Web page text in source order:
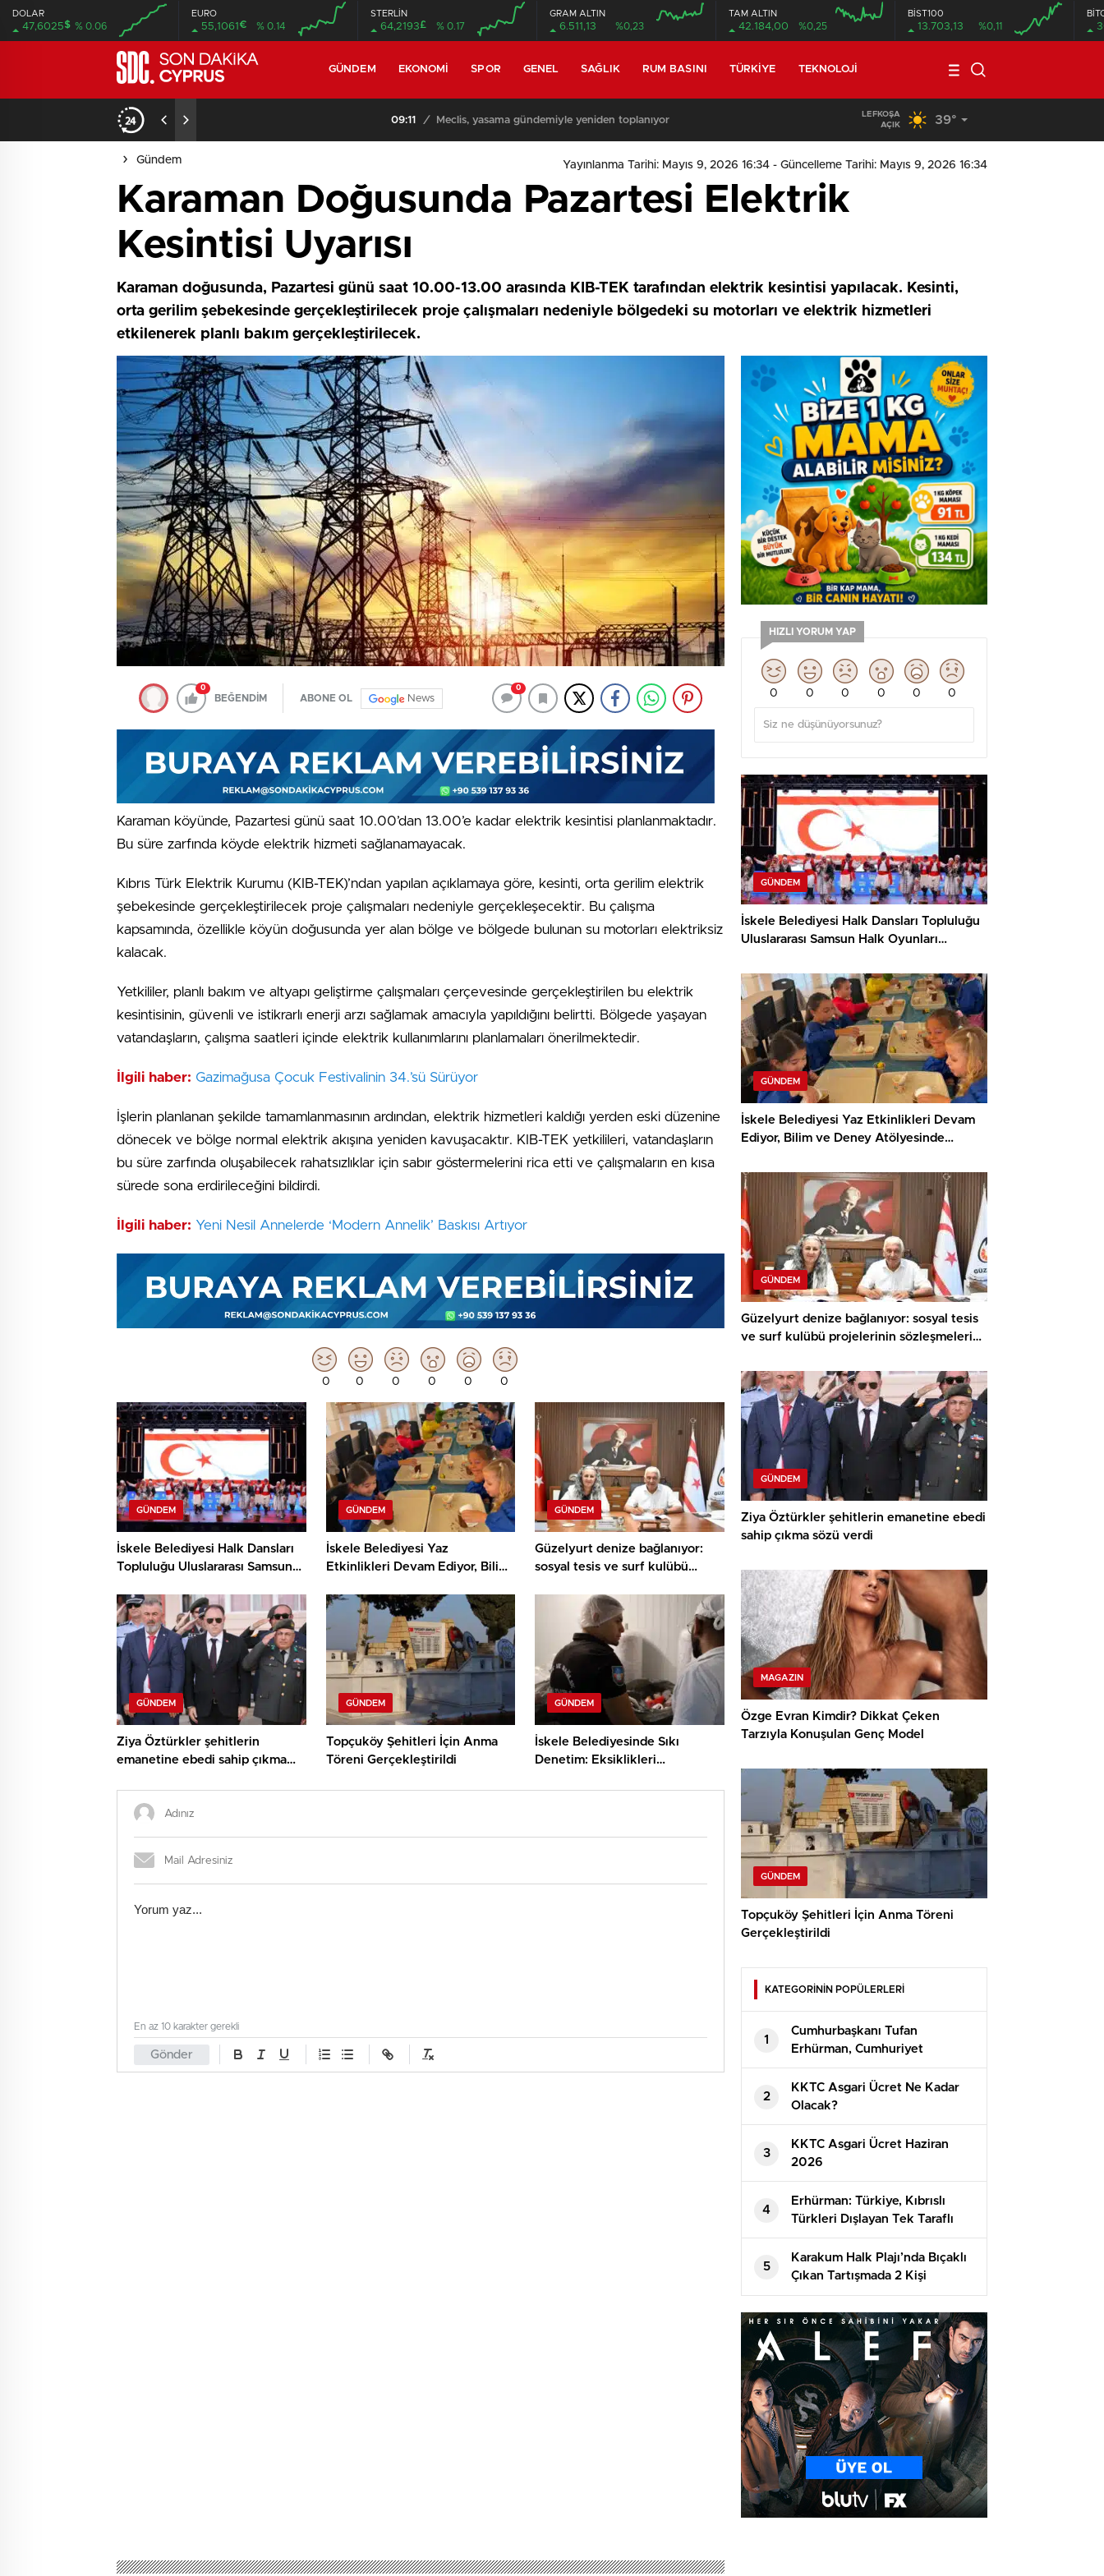
DOLAR
47,6025$ % 0.06
EURO
55,1061€ % 0.14
STERLİN
64,2193£ % 0.17
GRAM ALTIN
6.511,13 %0,23
TAM ALTIN
42.184,00 %0,25
BİST100
13.703,13 %0,11
GÜNDEM EKONOMI SPOR GENEL SAĞLIK RUM BASINI TÜRKIYE TEKNOLOJI
Meclis, yasama gündemiyle yeniden toplanıyor Seyir Halindeki Araç Alev Aldı, Korku Dolu Anlar
LEFKOŞA
AÇIK
39°
Gündem Yayınlanma Tarihi: Mayıs 9, 2026 16:34 - Güncelleme Tarihi: Mayıs 9, 2026 16:34
Karaman Doğusunda Pazartesi Elektrik
Kesintisi Uyarısı
Karaman doğusunda, Pazartesi günü saat 10.00-13.00 arasında KIB-TEK tarafından elektrik kesintisi yapılacak. Kesinti,
orta gerilim şebekesinde gerçekleştirilecek proje çalışmaları nedeniyle bölgedeki su motorları ve elektrik hizmetleri
etkilenerek planlı bakım gerçekleştirilecek.
0
BEĞENDİM ABONE OL News
0
Karaman köyünde, Pazartesi günü saat 10.00’dan 13.00’e kadar elektrik kesintisi planlanmaktadır.
Bu süre zarfında köyde elektrik hizmeti sağlanamayacak.
Kıbrıs Türk Elektrik Kurumu (KIB-TEK)’ndan yapılan açıklamaya göre, kesinti, orta gerilim elektrik
şebekesinde gerçekleştirilecek proje çalışmaları nedeniyle gerçekleşecektir. Bu çalışma
kapsamında, özellikle köyün doğusunda yer alan bölge ve bölgede bulunan su motorları elektriksiz
kalacak.
Yetkililer, planlı bakım ve altyapı geliştirme çalışmaları çerçevesinde gerçekleştirilen bu elektrik
kesintisinin, güvenli ve istikrarlı enerji arzı sağlamak amacıyla yapıldığını belirtti. Bölgede yaşayan
vatandaşların, çalışma saatleri içinde elektrik kullanımlarını planlamaları önerilmektedir.
İlgili haber: Gazimağusa Çocuk Festivalinin 34.’sü Sürüyor
İşlerin planlanan şekilde tamamlanmasının ardından, elektrik hizmetleri kaldığı yerden eski düzenine
dönecek ve bölge normal elektrik akışına yeniden kavuşacaktır. KIB-TEK yetkilileri, vatandaşların
bu süre zarfında oluşabilecek rahatsızlıklar için sabır göstermelerini rica etti ve çalışmaların en kısa
sürede sona erdirileceğini bildirdi.
İlgili haber: Yeni Nesil Annelerde ‘Modern Annelik’ Baskısı Artıyor
0 0 0 0 0 0
GÜNDEM
İskele Belediyesi Halk Dansları
Topluluğu Uluslararası Samsun
KKTC’yi Gururla Temsil Ediyor
GÜNDEM
İskele Belediyesi Yaz
Etkinlikleri Devam Ediyor, Bilim
Çocuklar Öne Çıktı
GÜNDEM
Güzelyurt denize bağlanıyor:
sosyal tesis ve surf kulübü
imzalandı
GÜNDEM
Ziya Öztürkler şehitlerin
emanetine ebedi sahip çıkma
GÜNDEM
Topçuköy Şehitleri İçin Anma
Töreni Gerçekleştirildi
GÜNDEM
İskele Belediyesinde Sıkı
Denetim: Eksiklikleri
Gönder
En az 10 karakter gerekli
HIZLI YORUM YAP
0 0 0 0 0 0
GÜNDEM
İskele Belediyesi Halk Dansları Topluluğu
Uluslararası Samsun Halk Oyunları
Ediyor
GÜNDEM
İskele Belediyesi Yaz Etkinlikleri Devam
Ediyor, Bilim ve Deney Atölyesinde
GÜNDEM
Güzelyurt denize bağlanıyor: sosyal tesis
ve surf kulübü projelerinin sözleşmeleri
GÜNDEM
Ziya Öztürkler şehitlerin emanetine ebedi
sahip çıkma sözü verdi
MAGAZIN
Özge Evran Kimdir? Dikkat Çeken
Tarzıyla Konuşulan Genç Model
GÜNDEM
Topçuköy Şehitleri İçin Anma Töreni
Gerçekleştirildi
KATEGORİNİN POPÜLERLERİ
1
Cumhurbaşkanı Tufan
Erhürman, Cumhuriyet
Güvenlik Kurulu’nu Topladı
2
KKTC Asgari Ücret Ne Kadar
Olacak?
3
⁠KKTC Asgari Ücret Haziran
2026
4
Erhürman: Türkiye, Kıbrıslı
Türkleri Dışlayan Tek Taraflı
Girişimlere İzin Vermeyecek
5
Karakum Halk Plajı’nda Bıçaklı
Çıkan Tartışmada 2 Kişi
Tutuklandı